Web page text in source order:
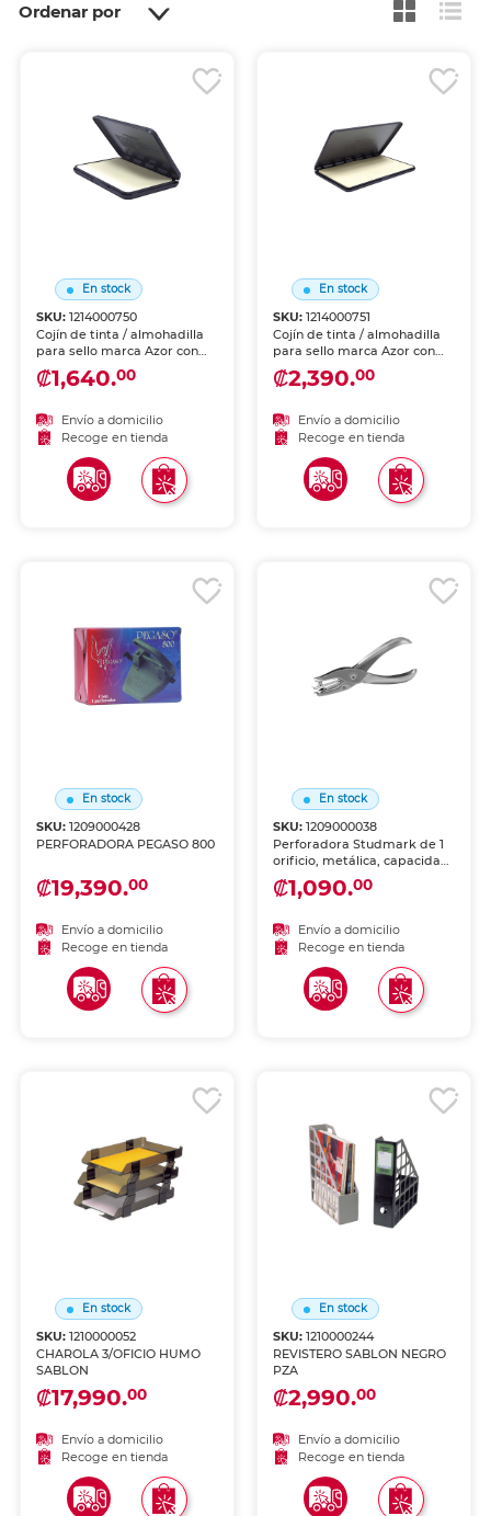
Ordenar por
En stock
SKU:1214000750
Cojín de tinta / almohadilla
para sello marca Azor con
buena absorción y marcado
limpio. Indispensable para
₡1,640.00
Envío a domicilio
Recoge en tienda
En stock
SKU: 1214000751
Cojín de tinta / almohadilla
para sello marca Azor con
buena absorción y marcado
limpio. Indispensable para
₡2,390.00
Envío a domicilio
Recoge en tienda
En stock
SKU:1209000428
PERFORADORA PEGASO 800
₡19,390.00
Envío a domicilio
Recoge en tienda
En stock
SKU: 1209000038
Perforadora Studmark de 1
orificio, metálica, capacidad
de 6 hojas. Compacta y
resistente, ideal para
individuales. Construcción
de metal duradero con
mecanismo preciso. Incluye
depósito de residuos.
₡1,090.00
Envío a domicilio
Recoge en tienda
En stock
SKU:1210000052
CHAROLA 3/OFICIO HUMO
SABLON
₡17,990.00
Envío a domicilio
Recoge en tienda
En stock
SKU: 1210000244
REVISTERO SABLON NEGRO
PZA
₡2,990.00
Envío a domicilio
Recoge en tienda